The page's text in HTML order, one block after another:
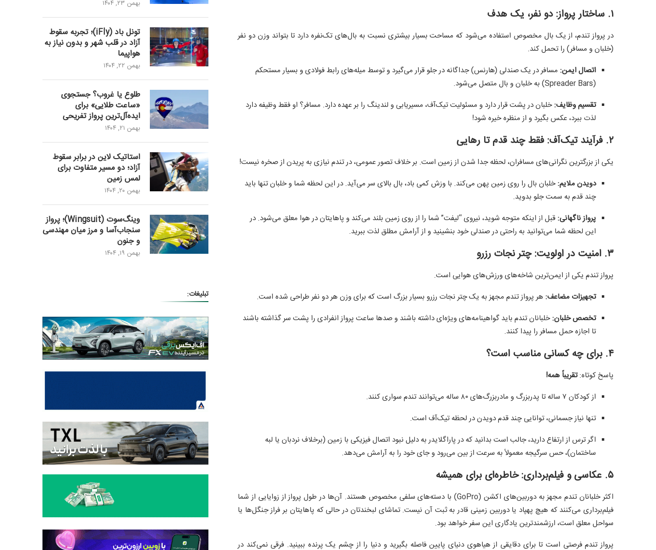
۱. ساختار پرواز: دو نفر، یک هدف
در پرواز تندم، از یک بال مخصوص استفاده می‌شود که مساحت بسیار بیشتری نسبت به بال‌های تک‌نفره دارد تا بتواند وزن دو نفر
(خلبان و مسافر) را تحمل کند.
اتصال ایمن: مسافر در یک صندلی (هارنس) جداگانه در جلو قرار می‌گیرد و توسط میله‌های رابط فولادی و بسیار مستحکم
(Spreader Bars) به خلبان و بال متصل می‌شود.
تقسیم وظایف: خلبان در پشت قرار دارد و مسئولیت تیک‌آف، مسیریابی و لندینگ را بر عهده دارد. مسافر؟ او فقط وظیفه دارد
لذت ببرد، عکس بگیرد و از منظره خیره شود!
۲. فرآیند تیک‌آف: فقط چند قدم تا رهایی
یکی از بزرگترین نگرانی‌های مسافران، لحظه جدا شدن از زمین است. بر خلاف تصور عمومی، در تندم نیازی به پریدن از صخره نیست!
دویدن ملایم: خلبان بال را روی زمین پهن می‌کند. با وزش کمی باد، بال بالای سر می‌آید. در این لحظه شما و خلبان تنها باید
چند قدم به سمت جلو بدوید.
پرواز ناگهانی: قبل از اینکه متوجه شوید، نیروی “لیفت” شما را از روی زمین بلند می‌کند و پاهایتان در هوا معلق می‌شود. در
این لحظه شما می‌توانید به راحتی در صندلی خود بنشینید و از آرامش مطلق لذت ببرید.
۳. امنیت در اولویت: چتر نجات رزرو
پرواز تندم یکی از ایمن‌ترین شاخه‌های ورزش‌های هوایی است.
تجهیزات مضاعف: هر پرواز تندم مجهز به یک چتر نجات رزرو بسیار بزرگ است که برای وزن هر دو نفر طراحی شده است.
تخصص خلبان: خلبانان تندم باید گواهینامه‌های ویژه‌ای داشته باشند و صدها ساعت پرواز انفرادی را پشت سر گذاشته باشند
تا اجازه حمل مسافر را پیدا کنند.
۴. برای چه کسانی مناسب است؟
پاسخ کوتاه:تقریباً همه!
از کودکان ۷ ساله تا پدربزرگ و مادربزرگ‌های ۸۰ ساله می‌توانند تندم سواری کنند.
تنها نیاز جسمانی، توانایی چند قدم دویدن در لحظه تیک‌آف است.
اگر ترس از ارتفاع دارید، جالب است بدانید که در پاراگلایدر به دلیل نبود اتصال فیزیکی با زمین (برخلاف نردبان یا لبه
ساختمان)، حس سرگیجه معمولاً به سرعت از بین می‌رود و جای خود را به آرامش می‌دهد.
۵. عکاسی و فیلم‌برداری: خاطره‌ای برای همیشه
اکثر خلبانان تندم مجهز به دوربین‌های اکشن (GoPro) با دسته‌های سلفی مخصوص هستند. آن‌ها در طول پرواز از زوایایی از شما
فیلم‌برداری می‌کنند که هیچ پهپاد یا دوربین زمینی قادر به ثبت آن نیست. تماشای لبخندتان در حالی که پاهایتان بر فراز جنگل‌ها یا
سواحل معلق است، ارزشمندترین یادگاری این سفر خواهد بود.
پرواز تندم فرصتی است تا برای دقایقی از هیاهوی دنیای پایین فاصله بگیرید و دنیا را از چشم یک پرنده ببینید. فرقی نمی‌کند در
بهمن ۲۳, ۱۴۰۴
تونل باد (iFly)؛ تجربه سقوط
آزاد در قلب شهر و بدون نیاز به
هواپیما
بهمن ۲۲, ۱۴۰۴
طلوع یا غروب؟ جستجوی
«ساعت طلایی» برای
ایده‌آل‌ترین پرواز تفریحی
بهمن ۲۱, ۱۴۰۴
استاتیک لاین در برابر سقوط
آزاد؛ دو مسیر متفاوت برای
لمس زمین
بهمن ۲۰, ۱۴۰۴
وینگ‌سوت (Wingsuit)؛ پرواز
سنجاب‌آسا و مرز میان مهندسی
و جنون
بهمن ۱۹, ۱۴۰۴
تبلیغات: